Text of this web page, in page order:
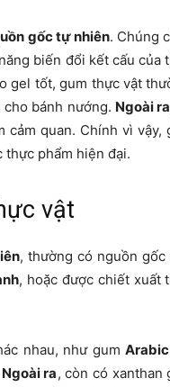
gốc tự nhiên. Chúng
biến đổi kết cấu của
gel tốt, gum thực vật
bánh nướng. Ngoài ra
cảm quan. Chính vì
phẩm hiện đại.
vật
, thường có nguồn
, hoặc được chiết xuất
nhau, như gum Arabic
Ngoài ra, còn có xanthan